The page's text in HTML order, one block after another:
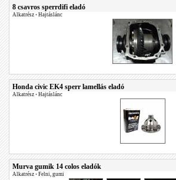
8 csavros sperrdifi eladó
Alkatrész • Hajtáslánc
Honda civic EK4 sperr lamellás eladó
Alkatrész • Hajtáslánc
Murva gumik 14 colos eladók
Alkatrész • Felni, gumi